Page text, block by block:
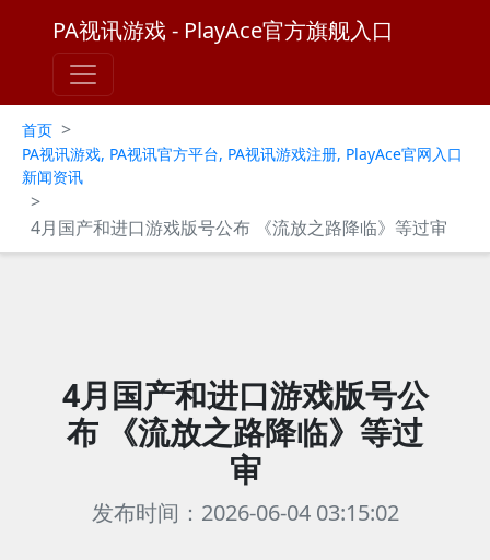
PA视讯游戏 - PlayAce官方旗舰入口
首页 >
PA视讯游戏, PA视讯官方平台, PA视讯游戏注册, PlayAce官网入口
新闻资讯
>
4月国产和进口游戏版号公布 《流放之路降临》等过审
4月国产和进口游戏版号公
布 《流放之路降临》等过
审
发布时间：2026-06-04 03:15:02